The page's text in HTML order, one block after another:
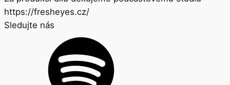
https://fresheyes.cz/
Sledujte nás